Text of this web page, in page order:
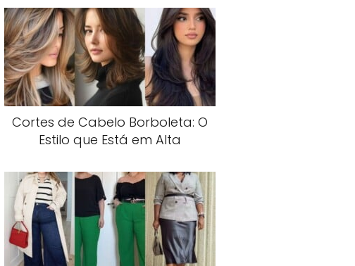
Cortes de Cabelo Borboleta: O
Estilo que Está em Alta